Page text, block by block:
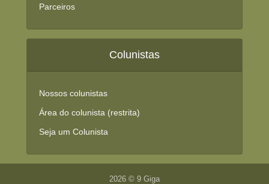
Parceiros
Colunistas
Nossos colunistas
Área do colunista (restrita)
Seja um Colunista
2026 © 9 Giga